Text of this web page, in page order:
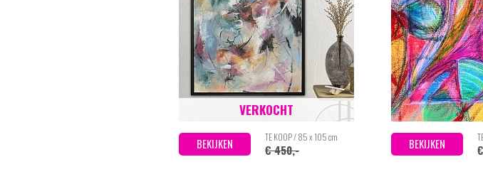
BEKIJKEN TE KOOP / 85 x 105 cm
€ 450,-
VERKOCHT
BEKIJKEN